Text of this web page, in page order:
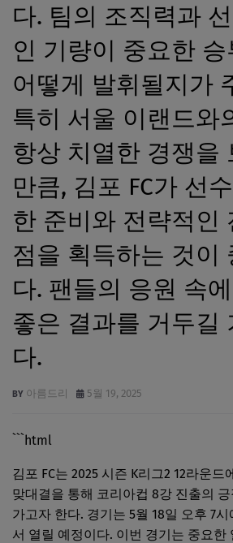
다. 팀의 조직력과
인 기량이 중요한 승
어떻게 발휘될지가
특히 서울 이랜드와
항상 치열한 경쟁을
만큼, 김포 FC가 선
한 준비와 전략적인
점을 획득하는 것이
다. 팬들의 응원 속
좋은 결과를 거두길
다.
아름드리 5월 19, 2025
```html
김포 FC는 2025 시즌 K리그2 12라운
맞대결을 통해 코리아컵 8강 진출의
가고자 한다. 경기는 5월 18일 오후 7
서 열릴 예정이다. 이번 경기는 중요한